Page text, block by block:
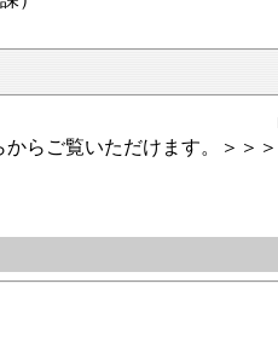
からご覧いただけます。＞＞＞